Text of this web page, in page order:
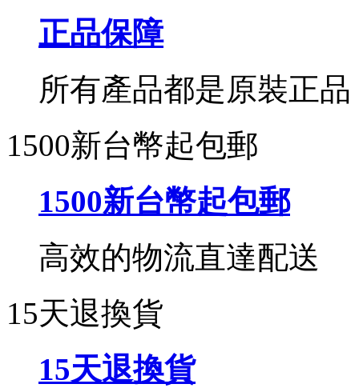
正品保障
所有產品都是原裝正品
1500新台幣起包郵
1500新台幣起包郵
高效的物流直達配送
15天退換貨
15天退換貨